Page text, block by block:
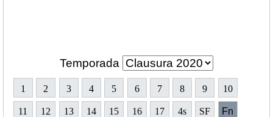
Temporada
1 2 3 4 5 6 7 8 9 10
11 12 13 14 15 16 17 4s SF Fn